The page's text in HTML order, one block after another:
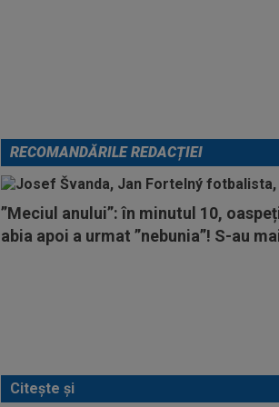
RECOMANDĂRILE REDACȚIEI
”Meciul anului”: în minutul 10,
abia apoi a urmat ”nebunia”! S-au
Citește și